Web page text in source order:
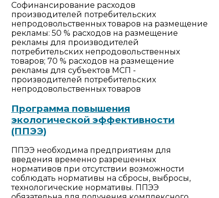
Софинансирование расходов
производителей потребительских
непродовольственных товаров на размещение
рекламы: 50 % расходов на размещение
рекламы для производителей
потребительских непродовольственных
товаров; 70 % расходов на размещение
рекламы для субъектов МСП -
производителей потребительских
непродовольственных товаров
Программа повышения
экологической эффективности
(ППЭЭ)
ППЭЭ необходима предприятиям для
введения временно разрешенных
нормативов при отсутствии возможности
соблюдать нормативы на сбросы, выбросы,
технологические нормативы. ППЭЭ